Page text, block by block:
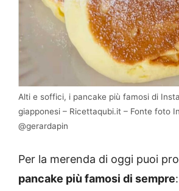
Alti e soffici, i pancake più famosi di
giapponesi – Ricettaqubi.it – Fonte foto
@gerardapin
Per la merenda di oggi puoi
pancake più famosi di sempre